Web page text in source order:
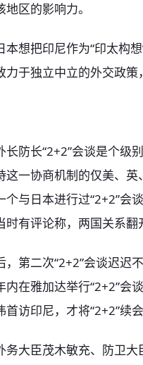
区的影响力。
本想把印尼作为“印太构
力于独立中立的外交政策
长防长“2+2”会谈是个级
这一协商机制的仅美、英
个与日本进行过“2+2”会
时有评论称，两国关系翻
，第二次“2+2”会谈迟迟
内在雅加达举行“2+2”会
访印尼，才将“2+2”续会
务大臣茂木敏充、防卫